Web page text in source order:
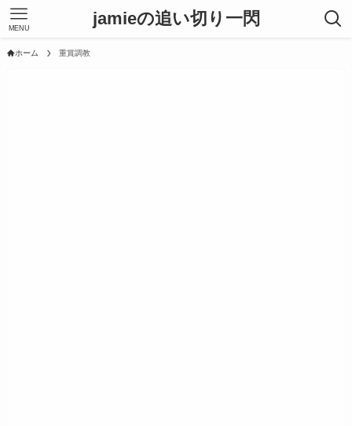
jamieの追い切り一閃
MENU
ホーム 重賞調教